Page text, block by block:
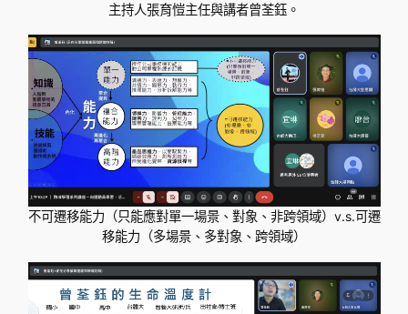
主持人張育愷主任與講者曾荃鈺。
不可遷移能力（只能應對單一場景、對象、非跨領域）v.s.可遷
移能力（多場景、多對象、跨領域）